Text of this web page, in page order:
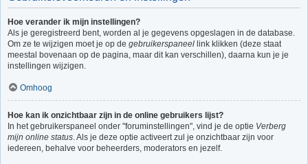
Hoe verander ik mijn instellingen?
Als je geregistreerd bent, worden al je gegevens opgeslagen in de database.
Om ze te wijzigen moet je op de gebruikerspaneel link klikken (deze staat
meestal bovenaan op de pagina, maar dit kan verschillen), daarna kun je je
instellingen wijzigen.
Omhoog
Hoe kan ik onzichtbaar zijn in de online gebruikers lijst?
In het gebruikerspaneel onder "foruminstellingen", vind je de optie Verberg
mijn online status. Als je deze optie activeert zul je onzichtbaar zijn voor
iedereen, behalve voor beheerders, moderators en jezelf.